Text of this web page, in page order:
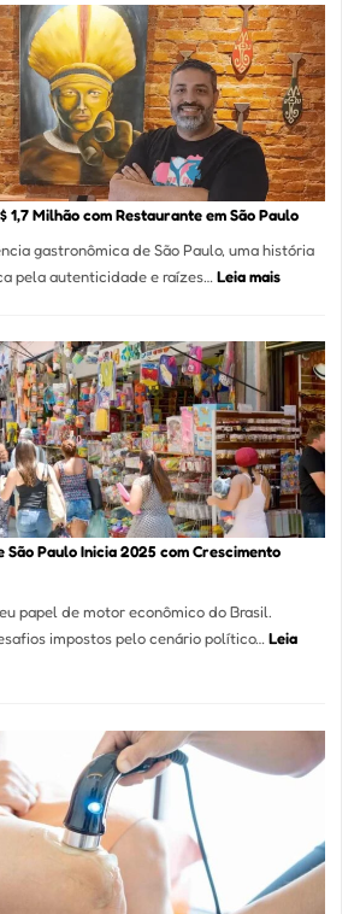
de
513
Mil
em
1,7 Milhão com Restaurante em São Paulo
gastronômica de São Paulo, uma história
pela autenticidade e raízes… Leia mais:
R$
Milhão
com
em
São
Paulo
São Paulo Inicia 2025 com Crescimento
papel de motor econômico do Brasil.
impostos pelo cenário político…Leia